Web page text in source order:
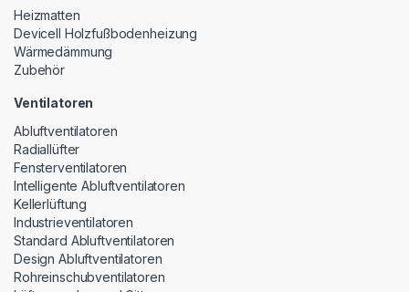
Heizmatten
Devicell Holzfußbodenheizung
Wärmedämmung
Zubehör
Ventilatoren
Abluftventilatoren
Radiallüfter
Fensterventilatoren
Intelligente Abluftventilatoren
Kellerlüftung
Industrieventilatoren
Standard Abluftventilatoren
Design Abluftventilatoren
Rohreinschubventilatoren